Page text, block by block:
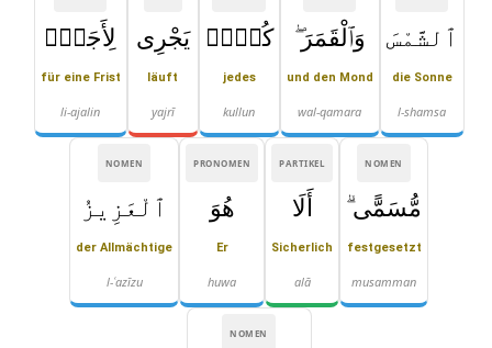
ٱلشَّمْسَ
die Sonne
l-shamsa
وَٱلْقَمَرَ ۖ
und den Mond
wal-qamara
كُلٌّۭ
jedes
kullun
يَجْرِى
läuft
yajrī
لِأَجَلٍۢ
für eine Frist
li-ajalin
NOMEN
مُّسَمًّى ۗ
festgesetzt
musamman
PARTIKEL
أَلَا
Sicherlich
alā
PRONOMEN
هُوَ
Er
huwa
NOMEN
ٱلْعَزِيزُ
der Allmächtige
l-ʿazīzu
NOMEN